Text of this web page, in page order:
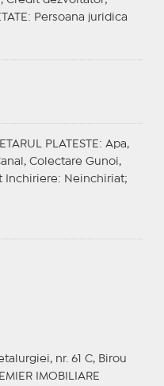
: Persoana juridica
PLATESTE : Apa,
Colectare Gunoi,
Inchiriere: Neinchiriat;
nr. 61 C, Birou
IMOBILIARE